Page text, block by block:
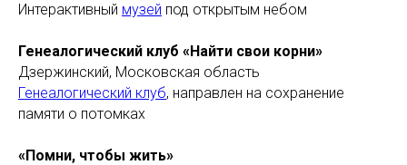
Интерактивный музей под открытым небом
Генеалогический клуб «Найти свои корни»
Дзержинский, Московская область
Генеалогический клуб, направлен на сохранение
памяти о потомках
«Помни, чтобы жить»